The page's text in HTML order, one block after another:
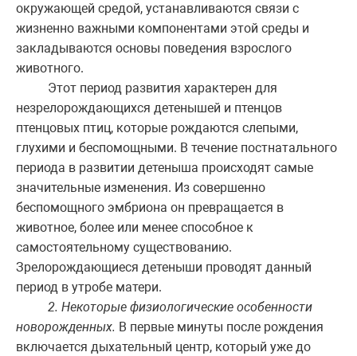
окружающей средой, устанавливаются связи с
жизненно важными компонентами этой среды и
закладываются основы поведения взрослого
животного.
Этот период развития характерен для
незрелорождающихся детенышей и птенцов
птенцовых птиц, которые рождаются слепыми,
глухими и беспомощными. В течение постнатального
периода в развитии детеныша происходят самые
значительные изменения. Из совершенно
беспомощного эмбриона он превращается в
животное, более или менее способное к
самостоятельному существованию.
Зрелорождающиеся детеныши проводят данный
период в утробе матери.
2. Некоторые физиологические особенности
новорожденных. В первые минуты после рождения
включается дыхательный центр, который уже до